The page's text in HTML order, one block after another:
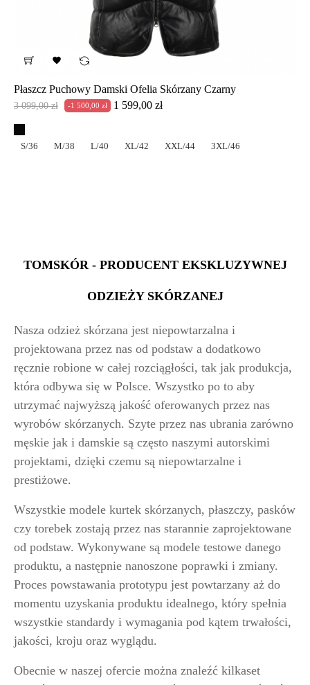

Płaszcz Puchowy Damski Ofelia Skórzany Czarny
Cena
3 099,00 zł -1 500,00 zł Cena
1 599,00 zł
S/36 M/38 L/40 XL/42 XXL/44 3XL/46
Czarna Skórzana Katana Męska Emil
Cena
999,00 zł
S M L XL XXL 3XL
Zestaw prezentowy dla Mężczyzn 1
Cena
179,00 zł
TOMSKÓR - PRODUCENT EKSKLUZYWNEJ
ODZIEŻY SKÓRZANEJ
Nasza odzież skórzana jest niepowtarzalna i
projektowana przez nas od podstaw a dodatkowo
ręcznie robione w całej rozciągłości, tak jak produkcja,
która odbywa się w Polsce. Wszystko po to aby
utrzymać najwyższą jakość oferowanych przez nas
wyrobów skórzanych. Szyte przez nas ubrania zarówno
męskie jak i damskie są często naszymi autorskimi
projektami, dzięki czemu są niepowtarzalne i
prestiżowe.
Wszystkie modele kurtek skórzanych, płaszczy, pasków
czy torebek zostają przez nas starannie zaprojektowane
od podstaw. Wykonywane są modele testowe danego
produktu, a następnie nanoszone poprawki i zmiany.
Proces powstawania prototypu jest powtarzany aż do
momentu uzyskania produktu idealnego, który spełnia
wszystkie standardy i wymagania pod kątem trwałości,
jakości, kroju oraz wyglądu.
Obecnie w naszej ofercie można znaleźć kilkaset